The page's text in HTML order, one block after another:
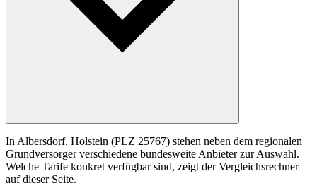
In Albersdorf, Holstein (PLZ 25767) stehen neben dem regionalen
Grundversorger verschiedene bundesweite Anbieter zur Auswahl.
Welche Tarife konkret verfügbar sind, zeigt der Vergleichsrechner
auf dieser Seite.